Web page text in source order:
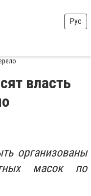
Рус
власть
организованы
масок по